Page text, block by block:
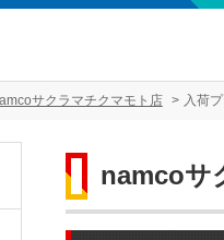
サクラマチクマモト店 入荷
namcoサ